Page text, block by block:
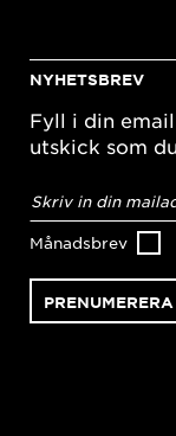
NYHETSBREV
Fyll i din
utskick som
postadress*
Månadsbrev